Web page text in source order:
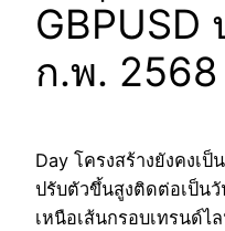
GBPUSD
ก.พ. 2568
Day โครงสร้างยังคงเ
ปรับตัวขึ้นสูงติดต่อเป็น
เหนือเส้นกรอบเทรนด์ไ